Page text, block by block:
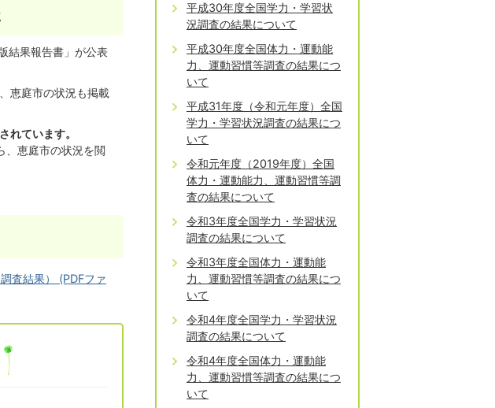
結果報告書」が公表
恵庭市の状況も掲載
れています。
、恵庭市の状況を閲
査結果） (PDFファ
平成30年度全国学力・学習状
況調査の結果について
平成30年度全国体力・運動能
力、運動習慣等調査の結果につ
いて
平成31年度（令和元年度）全国
学力・学習状況調査の結果につ
いて
令和元年度（2019年度）全国
体力・運動能力、運動習慣等調
査の結果について
令和3年度全国学力・学習状況
調査の結果について
令和3年度全国体力・運動能
力、運動習慣等調査の結果につ
いて
令和4年度全国学力・学習状況
調査の結果について
令和4年度全国体力・運動能
力、運動習慣等調査の結果につ
いて